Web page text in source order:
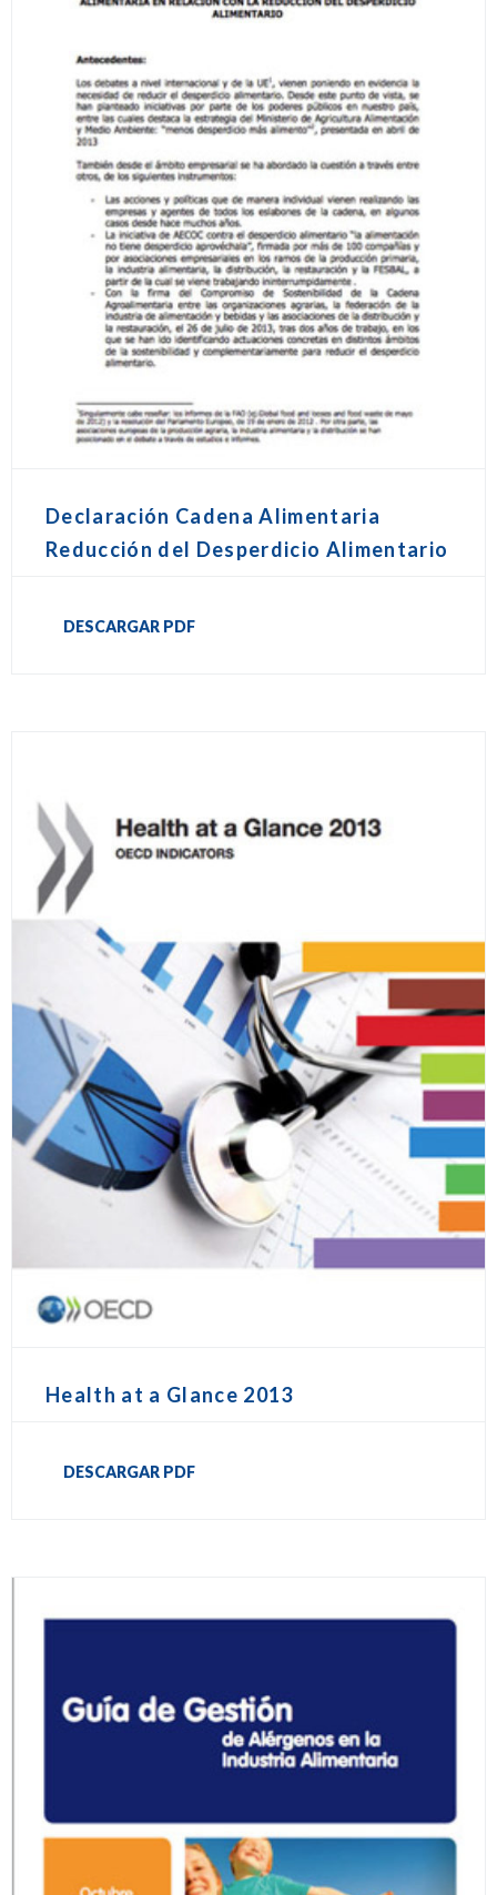
Declaración Cadena Alimentaria
Reducción del Desperdicio Alimentario
DESCARGAR PDF
Health at a Glance 2013
DESCARGAR PDF